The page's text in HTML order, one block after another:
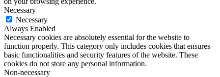
Necessary
Necessary
Always Enabled
Necessary cookies are absolutely essential for the website to
function properly. This category only includes cookies that ensures
basic functionalities and security features of the website. These
cookies do not store any personal information.
Non-necessary